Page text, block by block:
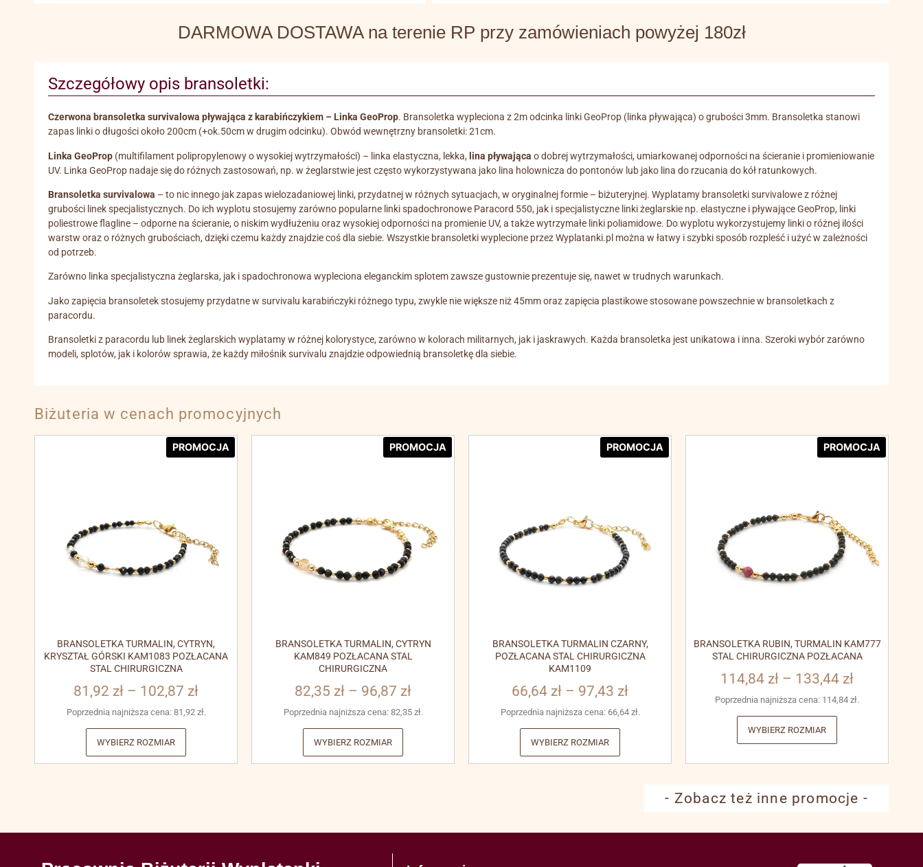
DARMOWA DOSTAWA na terenie RP przy zamówieniach powyżej 180zł
Szczegółowy opis bransoletki:
Czerwona bransoletka survivalowa pływająca z karabińczykiem – Linka GeoProp. Bransoletka wypleciona z 2m odcinka linki GeoProp (linka pływająca) o grubości 3mm. Bransoletka stanowi
zapas linki o długości około 200cm (+ok.50cm w drugim odcinku). Obwód wewnętrzny bransoletki: 21cm.
Linka GeoProp (multifilament polipropylenowy o wysokiej wytrzymałości) – linka elastyczna, lekka, lina pływająca o dobrej wytrzymałości, umiarkowanej odporności na ścieranie i promieniowanie
UV. Linka GeoProp nadaje się do różnych zastosowań, np. w żeglarstwie jest często wykorzystywana jako lina holownicza do pontonów lub jako lina do rzucania do kół ratunkowych.
Bransoletka survivalowa – to nic innego jak zapas wielozadaniowej linki, przydatnej w różnych sytuacjach, w oryginalnej formie – biżuteryjnej. Wyplatamy bransoletki survivalowe z różnej
grubości linek specjalistycznych. Do ich wyplotu stosujemy zarówno popularne linki spadochronowe Paracord 550, jak i specjalistyczne linki żeglarskie np. elastyczne i pływające GeoProp, linki
poliestrowe flagline – odporne na ścieranie, o niskim wydłużeniu oraz wysokiej odporności na promienie UV, a także wytrzymałe linki poliamidowe. Do wyplotu wykorzystujemy linki o różnej ilości
warstw oraz o różnych grubościach, dzięki czemu każdy znajdzie coś dla siebie. Wszystkie bransoletki wyplecione przez Wyplatanki.pl można w łatwy i szybki sposób rozpleść i użyć w zależności
od potrzeb.
Zarówno linka specjalistyczna żeglarska, jak i spadochronowa wypleciona eleganckim splotem zawsze gustownie prezentuje się, nawet w trudnych warunkach.
Jako zapięcia bransoletek stosujemy przydatne w survivalu karabińczyki różnego typu, zwykle nie większe niż 45mm oraz zapięcia plastikowe stosowane powszechnie w bransoletkach z
paracordu.
Bransoletki z paracordu lub linek żeglarskich wyplatamy w różnej kolorystyce, zarówno w kolorach militarnych, jak i jaskrawych. Każda bransoletka jest unikatowa i inna. Szeroki wybór zarówno
modeli, splotów, jak i kolorów sprawia, że każdy miłośnik survivalu znajdzie odpowiednią bransoletkę dla siebie.
Biżuteria w cenach promocyjnych
PROMOCJA
BRANSOLETKA TURMALIN, CYTRYN,
KRYSZTAŁ GÓRSKI KAM1083 POZŁACANA
STAL CHIRURGICZNA
81,92 zł – 102,87 zł
Poprzednia najniższa cena: 81,92 zł.
WYBIERZ ROZMIAR
PROMOCJA
BRANSOLETKA TURMALIN, CYTRYN
KAM849 POZŁACANA STAL
CHIRURGICZNA
82,35 zł – 96,87 zł
Poprzednia najniższa cena: 82,35 zł.
WYBIERZ ROZMIAR
PROMOCJA
BRANSOLETKA TURMALIN CZARNY,
POZŁACANA STAL CHIRURGICZNA
KAM1109
66,64 zł – 97,43 zł
Poprzednia najniższa cena: 66,64 zł.
WYBIERZ ROZMIAR
PROMOCJA
BRANSOLETKA RUBIN, TURMALIN KAM777
STAL CHIRURGICZNA POZŁACANA
114,84 zł – 133,44 zł
Poprzednia najniższa cena: 114,84 zł.
WYBIERZ ROZMIAR
- Zobacz też inne promocje -